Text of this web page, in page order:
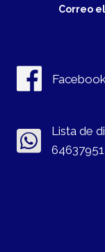
Correo
Lista de